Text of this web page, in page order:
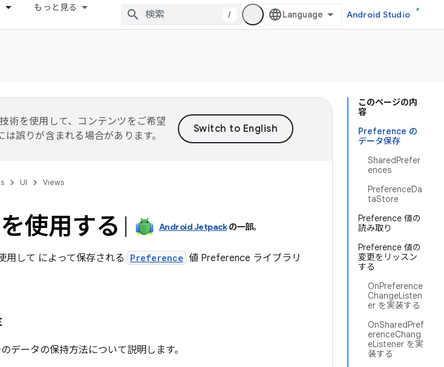
もっと見る
/ Android Studio
このページの内
容
Preference の
データ保存
SharedPrefer
ences
PreferenceDa
taStore
Preference 値の
読み取り
Preference 値の
変更をリッスン
する
OnPreference
ChangeListen
er を実装する
OnSharedPref
erenceChang
eListener を実
装する
術を使用して、コンテンツをご希望
誤りが含まれる場合があります。
UI Views
使用する Android Jetpackの一部。
用して によって保存される Preference 値 Preference ライブラリ
データの保持方法について説明します。